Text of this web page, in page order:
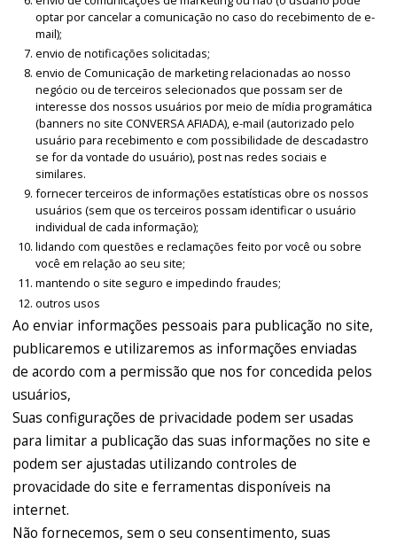
optar por cancelar a comunicação no caso do recebimento de e-
mail);
envio de notificações solicitadas;
envio de Comunicação de marketing relacionadas ao nosso
negócio ou de terceiros selecionados que possam ser de
interesse dos nossos usuários por meio de mídia programática
(banners no site CONVERSA AFIADA), e-mail (autorizado pelo
usuário para recebimento e com possibilidade de descadastro
se for da vontade do usuário), post nas redes sociais e
similares.
fornecer terceiros de informações estatísticas obre os nossos
usuários (sem que os terceiros possam identificar o usuário
individual de cada informação);
lidando com questões e reclamações feito por você ou sobre
você em relação ao seu site;
mantendo o site seguro e impedindo fraudes;
outros usos
Ao enviar informações pessoais para publicação no site,
publicaremos e utilizaremos as informações enviadas
de acordo com a permissão que nos for concedida pelos
usuários,
Suas configurações de privacidade podem ser usadas
para limitar a publicação das suas informações no site e
podem ser ajustadas utilizando controles de
provacidade do site e ferramentas disponíveis na
internet.
Não fornecemos, sem o seu consentimento, suas